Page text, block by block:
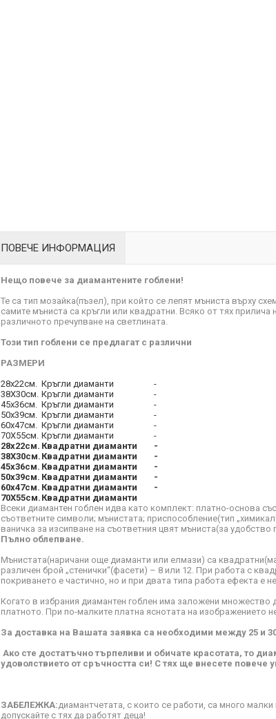
ПОВЕЧЕ ИНФОРМАЦИЯ
Нещо повече за диамантените гоблени!
Те са тип мозайка(пъзел), при който се лепят мъниста върху
самите мъниста са кръгли или квадратни. Всяко от тях
различното пречупване на светлината.
Този тип гоблени се предлагат с различни
РАЗМЕРИ
28x22см.
Кръгли диаманти
-
38Х30см. Кръгли диаманти
-
45x36см.
Кръгли диаманти
-
50х39см.
Кръгли диаманти
-
60x47см.
Кръгли диаманти
-
70Х55см. Кръгли диаманти
-
28x22см. Квадратни диаманти
-
38Х30см. Квадратни диаманти
-
45x36см. Квадратни диаманти
-
50х39см. Квадратни диаманти
-
60x47см. Квадратни диаманти
-
70Х55см. Квадратни диаманти
Всеки диамантен гоблен идва като комплект: платно-основа
съответните символи; мънистата; приспособление(тип
ваничка за изсипване на съответния цвят мъниста(за удобство
Пълно облепване.
Мънистата(наричани още диаманти или елмази) са
различен брой „стенички“(фасети) – 8 или 12. При работа с
покриването е частично, но и при двата типа работа ефекта е
Когато в избрания диамантен гоблен има заложени
платното. При по-малките платна яснотата на изображението
За доставка на Вашата заявка са необходими между 25 и
Ако сте достатъчно търпеливи и обичате красотата, то
удоволствието от сръчността си! С тях ще внесете
ЗАБЕЛЕЖКА: диамантчетата, с които се работи, са много
допускайте с тях да работят деца!